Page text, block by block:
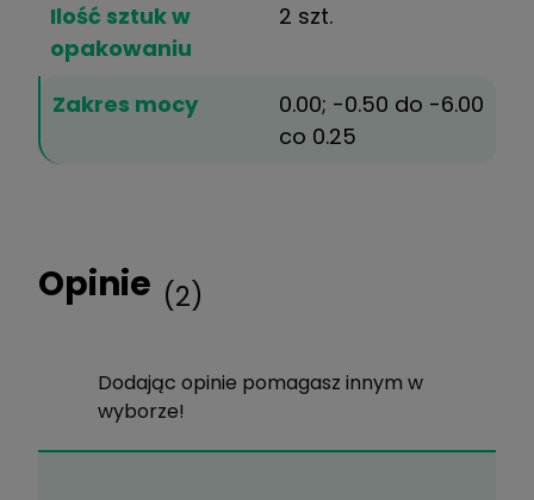
Ilość sztuk w
opakowaniu
2 szt.
Zakres mocy
0.00; -0.50 do -6.00
co 0.25
Opinie (2)
Dodając opinie pomagasz innym w
wyborze!